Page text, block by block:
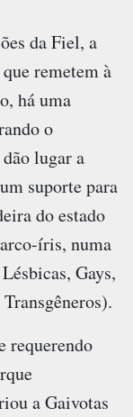
da Fiel, a
remetem à
há uma
o
lugar a
suporte para
do estado
íris, numa
Gays,
requerendo
a Gaivotas